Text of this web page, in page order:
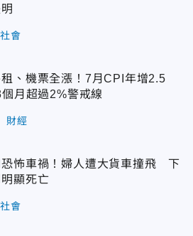
社會
、機票全漲！7月CPI年增2.5
月超過2%警戒線
財經
恐怖車禍！婦人遭大貨車撞飛 下
顯死亡
社會